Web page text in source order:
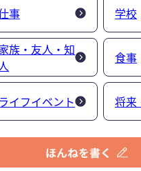
事 学校
族・友人・知
食事
ライフイベント 将来